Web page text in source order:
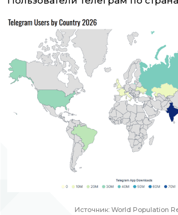
Источник: World Population